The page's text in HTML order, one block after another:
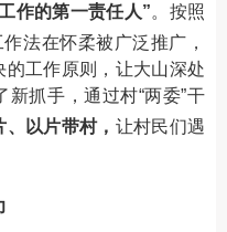
作的第一责任人”。按照
法在怀柔被广泛推广，
工作原则，让大山深处
抓手，通过村“两委”干
以片带村， 让村民们遇